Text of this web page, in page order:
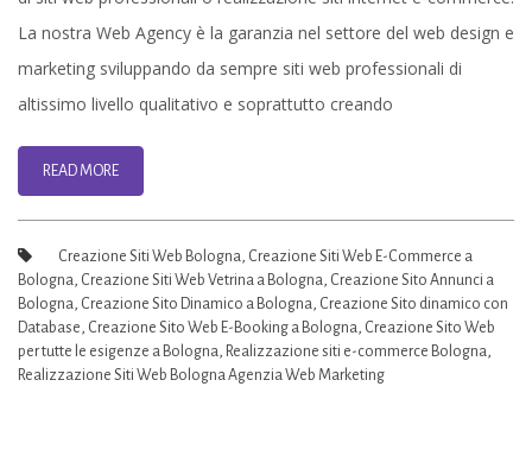
Bologna
La nostra Web Agency è la garanzia nel settore del web design e
marketing sviluppando da sempre siti web professionali di
altissimo livello qualitativo e soprattutto creando
READ MORE
Creazione Siti Web Bologna, Creazione Siti Web E-Commerce a
Bologna, Creazione Siti Web Vetrina a Bologna, Creazione Sito Annunci a
Bologna, Creazione Sito Dinamico a Bologna, Creazione Sito dinamico con
Database, Creazione Sito Web E-Booking a Bologna, Creazione Sito Web
per tutte le esigenze a Bologna, Realizzazione siti e-commerce Bologna,
Realizzazione Siti Web Bologna Agenzia Web Marketing